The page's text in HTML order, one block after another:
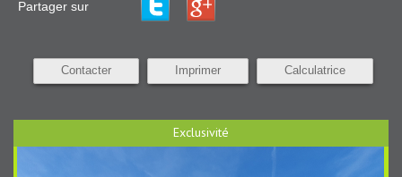
Partager sur
Contacter Imprimer Calculatrice
Exclusivité